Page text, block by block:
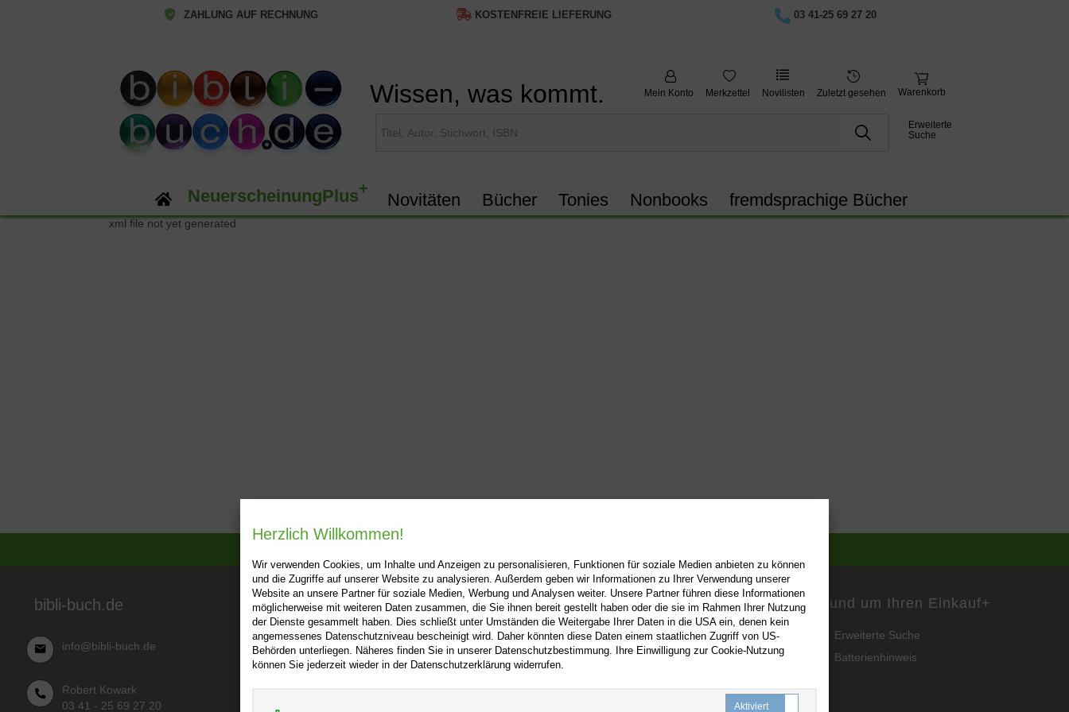
ZAHLUNG AUF RECHNUNG KOSTENFREIE LIEFERUNG 03 41-25 69 27 20
Wissen, was kommt. Mein Konto Merkzettel Novilisten Zuletzt gesehen Warenkorb
Erweiterte
Suche
NeuerscheinungPlus+
Novitäten Bücher Tonies Nonbooks fremdsprachige Bücher
xml file not yet generated
bibli-buch.de
info@bibli-buch.de
Robert Kowark
03 41 - 25 69 27 20
Über bibli-buch.de+
AGB
Impressum
Hilfe+
Kontakt
Newsletter
Rund um Ihren Einkauf+
Erweiterte Suche
Batterienhinweis
Herzlich Willkommen!
Wir verwenden Cookies, um Inhalte und Anzeigen zu personalisieren, Funktionen für soziale Medien anbieten zu können
und die Zugriffe auf unserer Website zu analysieren. Außerdem geben wir Informationen zu Ihrer Verwendung unserer
Website an unsere Partner für soziale Medien, Werbung und Analysen weiter. Unsere Partner führen diese Informationen
möglicherweise mit weiteren Daten zusammen, die Sie ihnen bereit gestellt haben oder die sie im Rahmen Ihrer Nutzung
der Dienste gesammelt haben. Dies schließt unter Umständen die Weitergabe Ihrer Daten in die USA ein, denen kein
angemessenes Datenschutzniveau bescheinigt wird. Daher könnten diese Daten einem staatlichen Zugriff von US-
Behörden unterliegen. Näheres finden Sie in unserer Datenschutzbestimmung. Ihre Einwilligung zur Cookie-Nutzung
können Sie jederzeit wieder in der Datenschutzerklärung widerrufen.